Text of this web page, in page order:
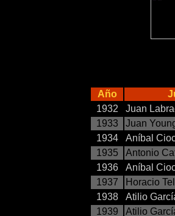
Año
1932
Juan
1933
Juan
1934
Aníbal
1935
Antonio
1936
Aníbal
1937
Horacio
1938
Atilio
1939
Atilio